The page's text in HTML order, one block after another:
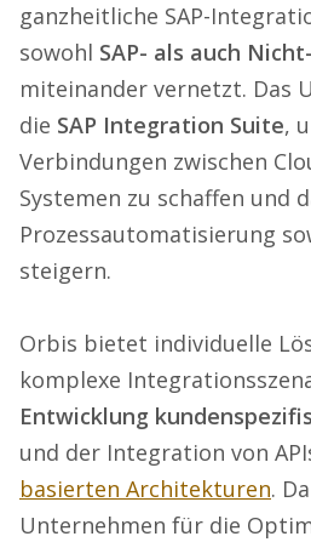
ganzheitliche SAP-
sowohl SAP- als auch
miteinander vernetzt. Das
die SAP Integration Suite,
Verbindungen zwischen
Systemen zu schaffen und
Prozessautomatisierung
steigern.
Orbis bietet individuelle
komplexe
Entwicklung
und der Integration von
basierten Architekturen.
Unternehmen für die